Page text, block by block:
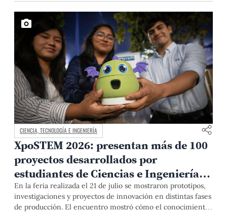
CIENCIA, TECNOLOGÍA E INGENIERÍA
XpoSTEM 2026: presentan más de 100
proyectos desarrollados por
estudiantes de Ciencias e Ingeniería
PUCP orientados a atender
necesidades del país
En la feria realizada el 21 de julio se mostraron prototipos,
investigaciones y proyectos de innovación en distintas fases
de producción. El encuentro mostró cómo el conocimiento